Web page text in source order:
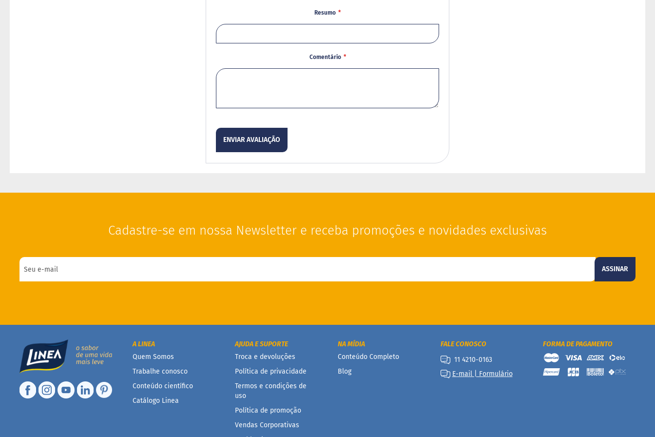
Resumo
Comentário
ENVIAR AVALIAÇÃO
Cadastre-se em nossa Newsletter e receba promoções e novidades exclusivas
ASSINAR
A LINEA
Quem Somos
Trabalhe conosco
Conteúdo científico
Catálogo Linea
AJUDA E SUPORTE
Troca e devoluções
Política de privacidade
Termos e condições de
uso
Política de promoção
Vendas Corporativas
NA MÍDIA
Conteúdo Completo
Blog
FALE CONOSCO
11 4210-0163
E-mail | Formulário
FORMA DE PAGAMENTO